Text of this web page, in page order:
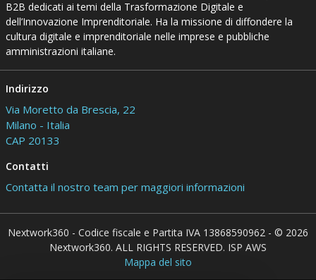
B2B dedicati ai temi della Trasformazione Digitale e
dell’Innovazione Imprenditoriale. Ha la missione di diffondere la
cultura digitale e imprenditoriale nelle imprese e pubbliche
amministrazioni italiane.
Indirizzo
Via Moretto da Brescia, 22
Milano - Italia
CAP 20133
Contatti
Contatta il nostro team per maggiori informazioni
Nextwork360 - Codice fiscale e Partita IVA 13868590962 - © 2026
Nextwork360. ALL RIGHTS RESERVED. ISP AWS
Mappa del sito